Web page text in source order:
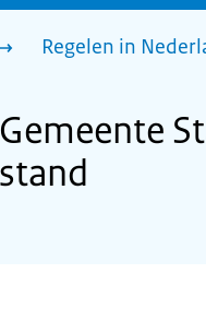
Regelen in
Gemeente
stand